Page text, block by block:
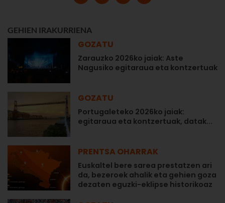
GEHIEN IRAKURRIENA
GOZATU
Zarauzko 2026ko jaiak: Aste
Nagusiko egitaraua eta kontzertuak
GOZATU
Portugaleteko 2026ko jaiak:
egitaraua eta kontzertuak, datak...
PRENTSA OHARRAK
Euskaltel bere sarea prestatzen ari
da, bezeroek ahalik eta gehien goza
dezaten eguzki-eklipse historikoaz